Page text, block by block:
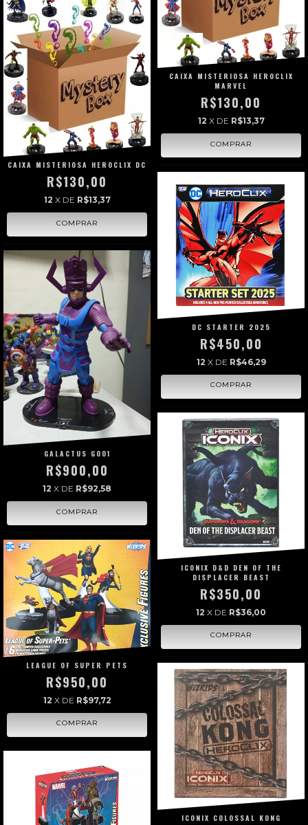
CAIXA MISTERIOSA HEROCLIX DC
R$130,00
12 X DE R$13,37
CAIXA MISTERIOSA HEROCLIX
MARVEL
R$130,00
12 X DE R$13,37
GALACTUS G001
R$900,00
12 X DE R$92,58
DC STARTER 2025
R$450,00
12 X DE R$46,29
LEAGUE OF SUPER PETS
R$950,00
12 X DE R$97,72
ICONIX D&D DEN OF THE
DISPLACER BEAST
R$350,00
12 X DE R$36,00
ICONIX COLOSSAL KONG